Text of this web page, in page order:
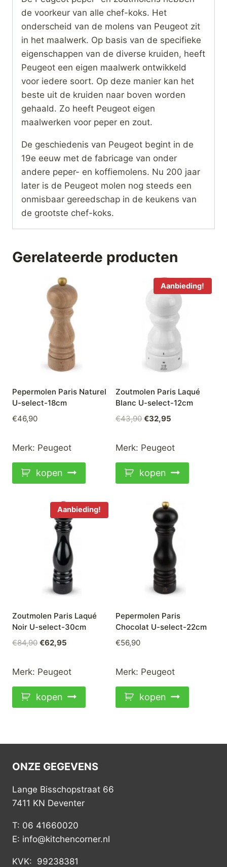
de voorkeur van alle chef-koks. Het
onderscheid van de molens van Peugeot zit
in het maalwerk. Op basis van de specifieke
eigenschappen van de diverse kruiden, heeft
Peugeot een eigen maalwerk ontwikkeld
voor iedere soort. Op deze manier kan het
beste uit de kruiden naar boven worden
gehaald. Zo heeft Peugeot eigen
maalwerken voor peper en zout.
De geschiedenis van Peugeot begint in de
19e eeuw met de fabricage van onder
andere peper- en koffiemolens. Nu 200 jaar
later is de Peugeot molen nog steeds een
onmisbaar gereedschap in de keukens van
de grootste chef-koks.
Gerelateerde producten
Pepermolen Paris Naturel
U-select-18cm
€46,90
Merk: Peugeot
kopen
Aanbieding!
Zoutmolen Paris Laqué
Blanc U-select-12cm
€43,90 Oorspronkelijke
was:
€43,90.
€32,95
is:
Merk: Peugeot
kopen
Aanbieding!
Zoutmolen Paris Laqué
Noir U-select-30cm
€84,90 Oorspronkelijke
was:
€84,90.
€62,95
is:
Merk: Peugeot
kopen
Pepermolen Paris
Chocolat U-select-22cm
€56,90
Merk: Peugeot
kopen
ONZE GEGEVENS
Lange Bisschopstraat 66
7411 KN Deventer
T: 06 41660020
E: info@kitchencorner.nl
KVK: 99238381